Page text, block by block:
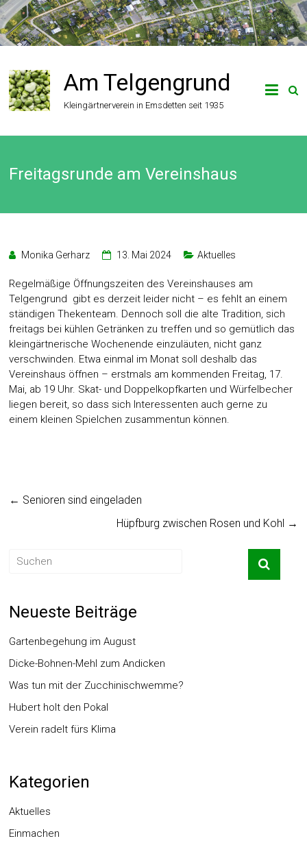
Zum
Inhalt
springen
Am Telgengrund
Kleingärtnerverein in Emsdetten seit 1935
Freitagsrunde am Vereinshaus
Monika Gerharz 13. Mai 2024 Aktuelles
Regelmäßige Öffnungszeiten des Vereinshauses am
Telgengrund gibt es derzeit leider nicht – es fehlt an einem
ständigen Thekenteam. Dennoch soll die alte Tradition, sich
freitags bei kühlen Getränken zu treffen und so gemütlich das
kleingärtnerische Wochenende einzuläuten, nicht ganz
verschwinden. Etwa einmal im Monat soll deshalb das
Vereinshaus öffnen – erstmals am kommenden Freitag, 17.
Mai, ab 19 Uhr. Skat- und Doppelkopfkarten und Würfelbecher
liegen bereit, so dass sich Interessenten auch gerne zu
einem kleinen Spielchen zusammentun können.
← Senioren sind eingeladen
Hüpfburg zwischen Rosen und Kohl →
Neueste Beiträge
Gartenbegehung im August
Dicke-Bohnen-Mehl zum Andicken
Was tun mit der Zucchinischwemme?
Hubert holt den Pokal
Verein radelt fürs Klima
Kategorien
Aktuelles
Einmachen